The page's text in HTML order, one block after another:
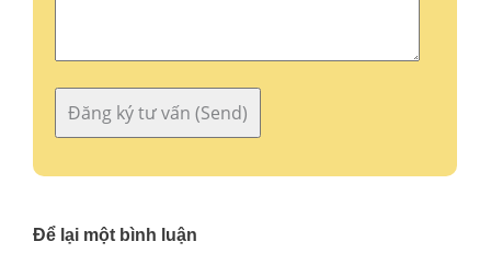
Để lại một bình luận